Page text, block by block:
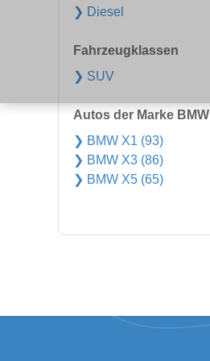
❯ Diesel
Fahrzeugklassen
❯ SUV
Autos der Marke BMW
❯ BMW X1 (93)
❯ BMW X3 (86)
❯ BMW X5 (65)